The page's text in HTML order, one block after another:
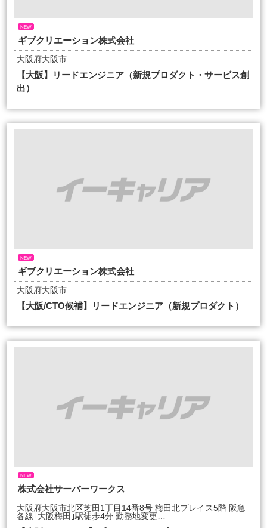
NEW
ギブクリエーション株式会社
大阪府大阪市
【大阪】リードエンジニア（新規プロダクト・サービス創
出）
NEW
ギブクリエーション株式会社
大阪府大阪市
【大阪/CTO候補】リードエンジニア（新規プロダクト）
NEW
株式会社サーバーワークス
大阪府大阪市北区芝田1丁目14番8号 梅田北プレイス5階 阪急
各線｢大阪梅田｣駅徒歩4分 勤務地変更…